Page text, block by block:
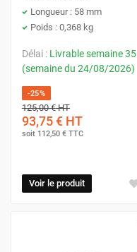
Longueur : 58 mm
Poids : 0,368 kg
Délai : Livrable semaine 35
(semaine du 24/08/2026)
-25%
125,00 €HT
93,75 € HT
soit 112,50 € TTC
Voir le produit